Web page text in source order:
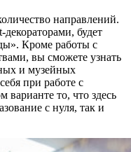
направлений.
будет
Кроме работы с
вы сможете узнать
и музейных
при работе с
то, что здесь
с нуля, так и